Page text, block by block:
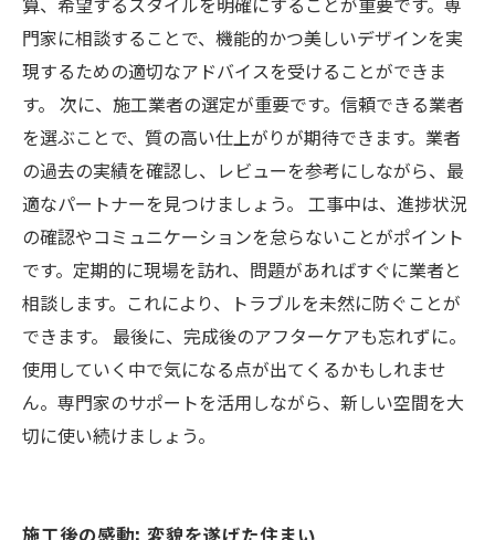
門家に相談することで、機能的かつ美しいデザインを実
現するための適切なアドバイスを受けることができま
す。 次に、施工業者の選定が重要です。信頼できる業者
を選ぶことで、質の高い仕上がりが期待できます。業者
の過去の実績を確認し、レビューを参考にしながら、最
適なパートナーを見つけましょう。 工事中は、進捗状況
の確認やコミュニケーションを怠らないことがポイント
です。定期的に現場を訪れ、問題があればすぐに業者と
相談します。これにより、トラブルを未然に防ぐことが
できます。 最後に、完成後のアフターケアも忘れずに。
使用していく中で気になる点が出てくるかもしれませ
ん。専門家のサポートを活用しながら、新しい空間を大
切に使い続けましょう。
施工後の感動: 変貌を遂げた住まい